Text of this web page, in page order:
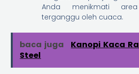
Anda menikmati
terganggu oleh cuaca.
baca juga
Kanopi Kaca
Steel